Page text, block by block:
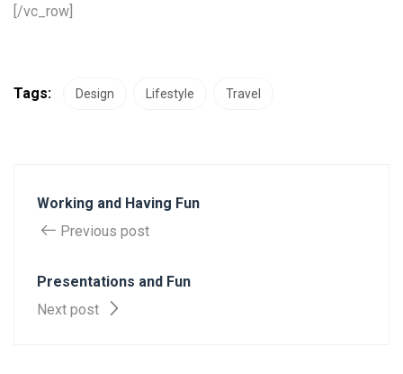
[/vc_row]
Tags: Design Lifestyle Travel
Working and Having Fun
Previous post
Presentations and Fun
Next post